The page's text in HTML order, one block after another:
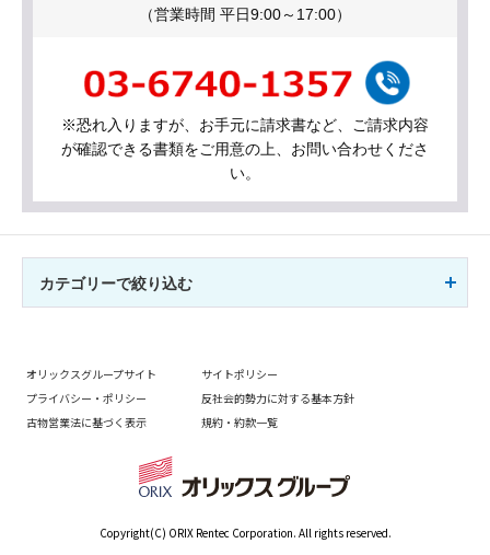
（営業時間 平日9:00～17:00）
※恐れ入りますが、お手元に請求書など、ご請求内容
が確認できる書類をご用意の上、お問い合わせくださ
い。
カテゴリーで絞り込む
オリックスグループサイト
サイトポリシー
プライバシー・ポリシー
反社会的勢力に対する基本方針
古物営業法に基づく表示
規約・約款一覧
Copyright(C) ORIX Rentec Corporation. All rights reserved.